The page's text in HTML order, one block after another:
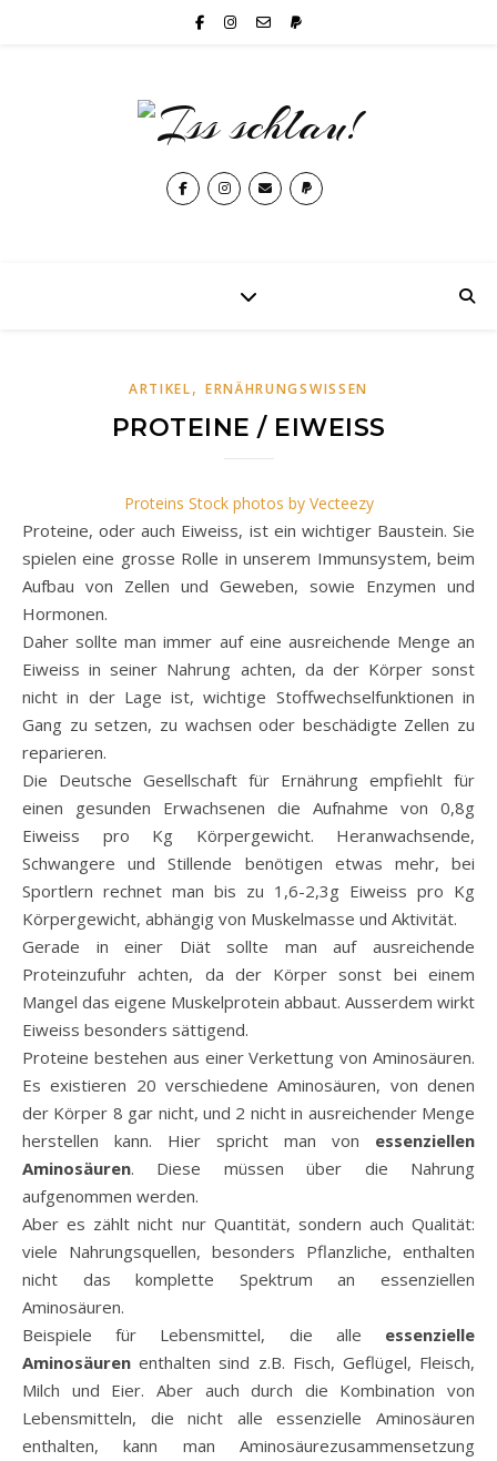
ARTIKEL, ERNÄHRUNGSWISSEN
PROTEINE / EIWEISS
Proteins Stock photos by Vecteezy
Proteine, oder auch Eiweiss, ist ein wichtiger Baustein. Sie
spielen eine grosse Rolle in unserem Immunsystem, beim
Aufbau von Zellen und Geweben, sowie Enzymen und
Hormonen.
Daher sollte man immer auf eine ausreichende Menge an
Eiweiss in seiner Nahrung achten, da der Körper sonst
nicht in der Lage ist, wichtige Stoffwechselfunktionen in
Gang zu setzen, zu wachsen oder beschädigte Zellen zu
reparieren.
Die Deutsche Gesellschaft für Ernährung empfiehlt für
einen gesunden Erwachsenen die Aufnahme von 0,8g
Eiweiss pro Kg Körpergewicht. Heranwachsende,
Schwangere und Stillende benötigen etwas mehr, bei
Sportlern rechnet man bis zu 1,6-2,3g Eiweiss pro Kg
Körpergewicht, abhängig von Muskelmasse und Aktivität.
Gerade in einer Diät sollte man auf ausreichende
Proteinzufuhr achten, da der Körper sonst bei einem
Mangel das eigene Muskelprotein abbaut. Ausserdem wirkt
Eiweiss besonders sättigend.
Proteine bestehen aus einer Verkettung von Aminosäuren.
Es existieren 20 verschiedene Aminosäuren, von denen
der Körper 8 gar nicht, und 2 nicht in ausreichender Menge
herstellen kann. Hier spricht man von essenziellen
Aminosäuren. Diese müssen über die Nahrung
aufgenommen werden.
Aber es zählt nicht nur Quantität, sondern auch Qualität:
viele Nahrungsquellen, besonders Pflanzliche, enthalten
nicht das komplette Spektrum an essenziellen
Aminosäuren.
Beispiele für Lebensmittel, die alle essenzielle
Aminosäuren enthalten sind z.B. Fisch, Geflügel, Fleisch,
Milch und Eier. Aber auch durch die Kombination von
Lebensmitteln, die nicht alle essenzielle Aminosäuren
enthalten, kann man Aminosäurezusammensetzung